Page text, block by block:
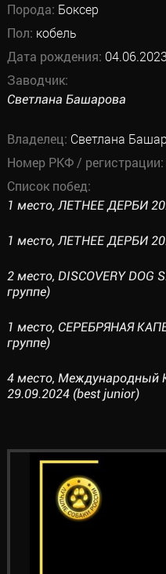
Порода: Боксер
Пол: кобель
Дата рождения: 04.06.2023
Заводчик:
Светлана Башарова
Владелец: Светлана
Номер РКФ / регистрации:
Список побед:
1 место, ЛЕТНЕЕ ДЕРБИ
1 место, ЛЕТНЕЕ ДЕРБИ
2 место, DISCOVERY DOG
группе)
1 место, СЕРЕБРЯНАЯ
группе)
4 место, Международный
29.09.2024 (best junior)